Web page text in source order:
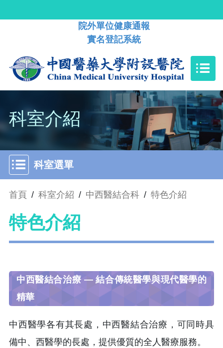
院外單位健康通報
實名登記系統
科室介紹
科室選單
首頁 / 科室介紹 / 中西醫結合科 / 特色介紹
特色介紹
中西醫結合治療 — 結合傳統醫學與現代醫學的
精華
中西醫學各有其長處，中西醫結合治療，可同時具
備中、西醫學的長處，提供優質的全人醫療服務。